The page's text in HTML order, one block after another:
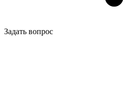
Задать вопрос